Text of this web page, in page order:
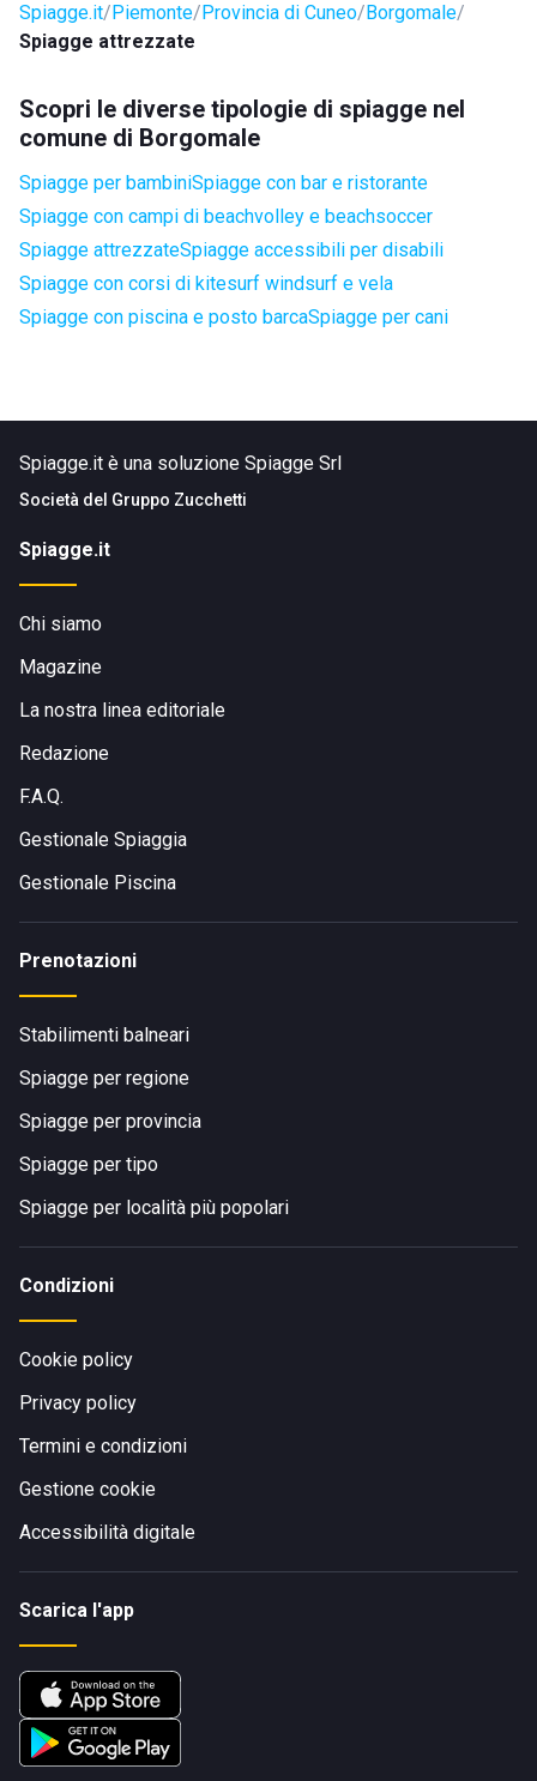
Spiagge.it Piemonte Provincia di Cuneo Borgomale
Spiagge attrezzate
Scopri le diverse tipologie di spiagge nel
comune di Borgomale
Spiagge per bambiniSpiagge con bar e ristorante
Spiagge con campi di beachvolley e beachsoccer
Spiagge attrezzateSpiagge accessibili per disabili
Spiagge con corsi di kitesurf windsurf e vela
Spiagge con piscina e posto barcaSpiagge per cani
Spiagge.it è una soluzione Spiagge Srl
Società del Gruppo Zucchetti
Spiagge.it
Chi siamo
Magazine
La nostra linea editoriale
Redazione
F.A.Q.
Gestionale Spiaggia
Gestionale Piscina
Prenotazioni
Stabilimenti balneari
Spiagge per regione
Spiagge per provincia
Spiagge per tipo
Spiagge per località più popolari
Condizioni
Cookie policy
Privacy policy
Termini e condizioni
Gestione cookie
Accessibilità digitale
Scarica l'app